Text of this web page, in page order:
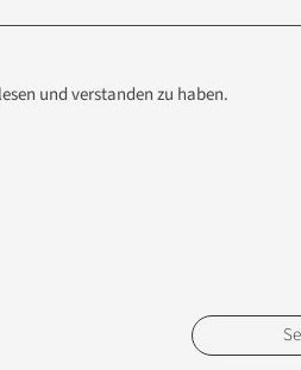
und verstanden zu haben.